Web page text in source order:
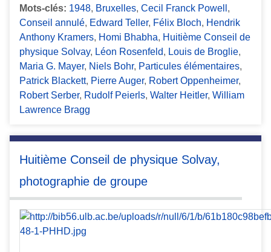
Mots-clés: 1948, Bruxelles, Cecil Franck Powell ,
Conseil annulé, Edward Teller, Félix Bloch, Hendrik
Anthony Kramers, Homi Bhabha, Huitième Conseil de
physique Solvay, Léon Rosenfeld, Louis de Broglie,
Maria G. Mayer, Niels Bohr, Particules élémentaires,
Patrick Blackett, Pierre Auger, Robert Oppenheimer,
Robert Serber, Rudolf Peierls, Walter Heitler, William
Lawrence Bragg
Huitième Conseil de physique Solvay,
photographie de groupe